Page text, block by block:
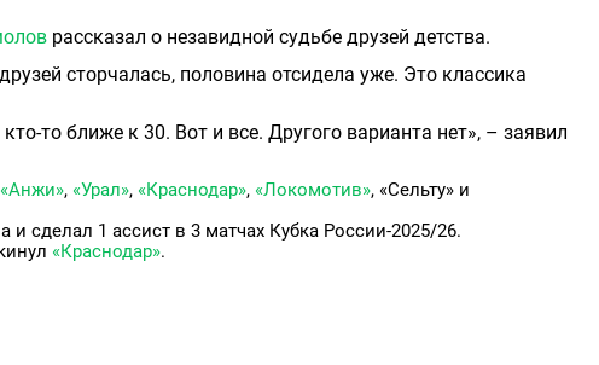
рассказал о незавидной судьбе друзей детства.
сторчалась, половина отсидела уже. Это классика
то ближе к 30. Вот и все. Другого варианта нет», – заявил
«Анжи», «Урал», «Краснодар», «Локомотив», «Сельту» и
сделал 1 ассист в 3 матчах Кубка России-2025/26.
«Краснодар».